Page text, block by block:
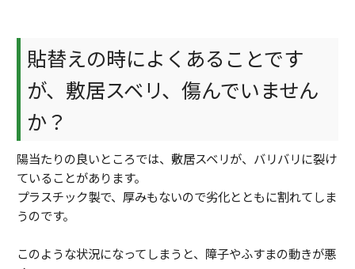
貼替えの時によくあることです
が、敷居スベリ、傷んでいません
か？
陽当たりの良いところでは、敷居スベリが、バリバリに裂け
ていることがあります。
プラスチック製で、厚みもないので劣化とともに割れてしま
うのです。
このような状況になってしまうと、障子やふすまの動きが悪